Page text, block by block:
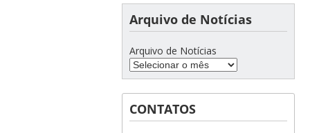
Arquivo de Notícias
Arquivo de Notícias
CONTATOS